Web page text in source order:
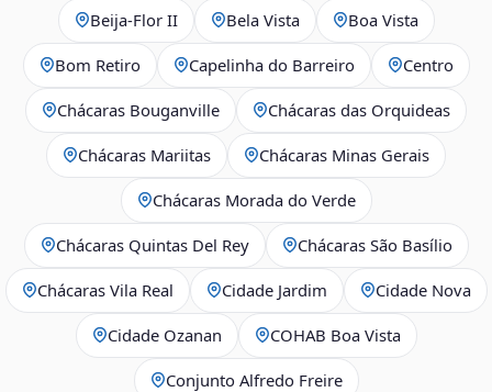
Beija‑Flor II Bela Vista Boa Vista
Bom Retiro Capelinha do Barreiro Centro
Chácaras Bouganville Chácaras das Orquideas
Chácaras Mariitas Chácaras Minas Gerais
Chácaras Morada do Verde
Chácaras Quintas Del Rey Chácaras São Basílio
Chácaras Vila Real Cidade Jardim Cidade Nova
Cidade Ozanan COHAB Boa Vista
Conjunto Alfredo Freire